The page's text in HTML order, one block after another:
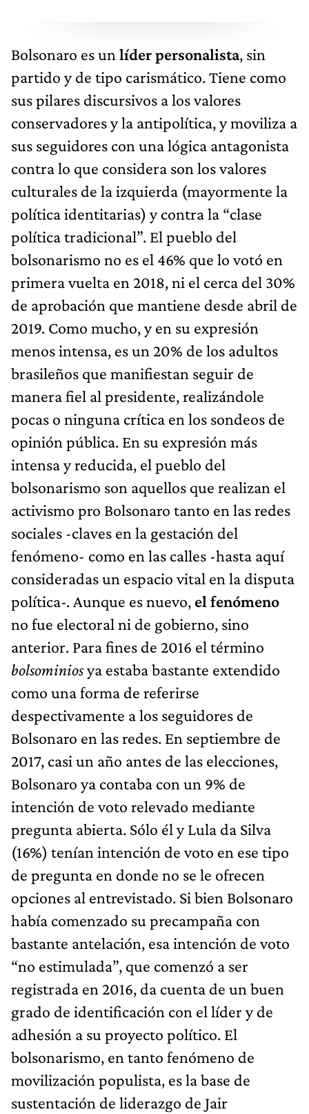
Bolsonaro es un líder personalista, sin
partido y de tipo carismático. Tiene como
sus pilares discursivos a los valores
conservadores y la antipolítica, y moviliza a
sus seguidores con una lógica antagonista
contra lo que considera son los valores
culturales de la izquierda (mayormente la
política identitarias) y contra la “clase
política tradicional”. El pueblo del
bolsonarismo no es el 46% que lo votó en
primera vuelta en 2018, ni el cerca del 30%
de aprobación que mantiene desde abril de
2019. Como mucho, y en su expresión
menos intensa, es un 20% de los adultos
brasileños que manifiestan seguir de
manera fiel al presidente, realizándole
pocas o ninguna crítica en los sondeos de
opinión pública. En su expresión más
intensa y reducida, el pueblo del
bolsonarismo son aquellos que realizan el
activismo pro Bolsonaro tanto en las redes
sociales -claves en la gestación del
fenómeno- como en las calles -hasta aquí
consideradas un espacio vital en la disputa
política-. Aunque es nuevo, el fenómeno
no fue electoral ni de gobierno, sino
anterior. Para fines de 2016 el término
bolsominiosya estaba bastante extendido
como una forma de referirse
despectivamente a los seguidores de
Bolsonaro en las redes. En septiembre de
2017, casi un año antes de las elecciones,
Bolsonaro ya contaba con un 9% de
intención de voto relevado mediante
pregunta abierta. Sólo él y Lula da Silva
(16%) tenían intención de voto en ese tipo
de pregunta en donde no se le ofrecen
opciones al entrevistado. Si bien Bolsonaro
había comenzado su precampaña con
bastante antelación, esa intención de voto
“no estimulada”, que comenzó a ser
registrada en 2016, da cuenta de un buen
grado de identificación con el líder y de
adhesión a su proyecto político. El
bolsonarismo, en tanto fenómeno de
movilización populista, es la base de
sustentación de liderazgo de Jair